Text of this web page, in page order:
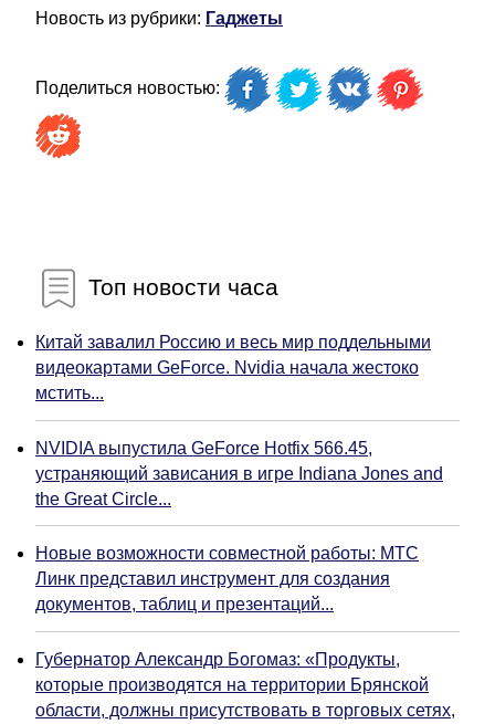
Новость из рубрики: Гаджеты
Поделиться новостью:
Топ новости часа
Китай завалил Россию и весь мир поддельными
видеокартами GeForce. Nvidia начала жестоко
мстить...
NVIDIA выпустила GeForce Hotfix 566.45,
устраняющий зависания в игре Indiana Jones and
the Great Circle...
Новые возможности совместной работы: МТС
Линк представил инструмент для создания
документов, таблиц и презентаций...
Губернатор Александр Богомаз: «Продукты,
которые производятся на территории Брянской
области, должны присутствовать в торговых сетях,